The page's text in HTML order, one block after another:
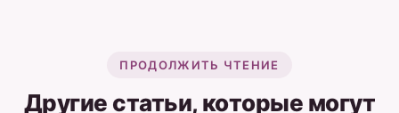
ПРОДОЛЖИТЬ ЧТЕНИЕ
Другие статьи, которые могут